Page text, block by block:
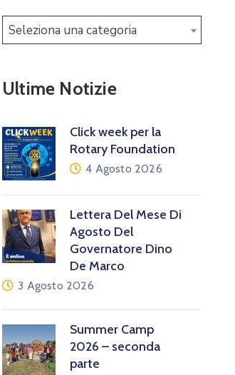
Seleziona una categoria
Ultime Notizie
Click week per la
Rotary Foundation
4 Agosto 2026
Lettera Del Mese Di
Agosto Del
Governatore Dino
De Marco
3 Agosto 2026
Summer Camp
2026 – seconda
parte